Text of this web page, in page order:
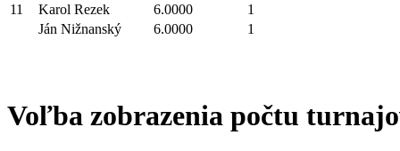
11
Karol Rezek 6.0000
1
Ján Nižnanský
6.0000 1
Voľba zobrazenia počtu